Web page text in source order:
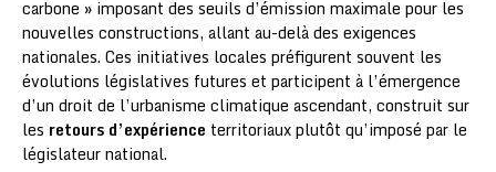
carbone » imposant des seuils d’émission maximale pour les
nouvelles constructions, allant au-delà des exigences
nationales. Ces initiatives locales préfigurent souvent les
évolutions législatives futures et participent à l’émergence
d’un droit de l’urbanisme climatique ascendant, construit sur
les retours d’expérience territoriaux plutôt qu’imposé par le
législateur national.